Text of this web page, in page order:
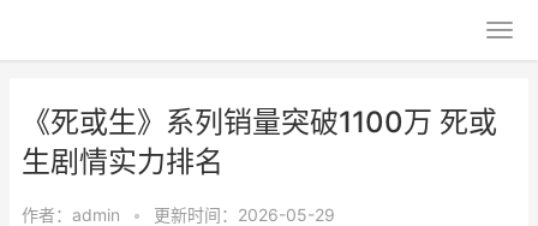
《死或生》系列销量突破1100万 死或
生剧情实力排名
作者： admin • 更新时间：2026-05-29